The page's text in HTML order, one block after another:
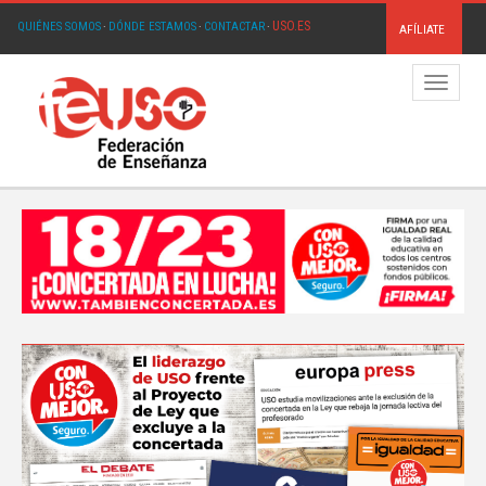
QUIÉNES SOMOS· DÓNDE ESTAMOS· CONTACTAR· USO.ES AFÍLIATE
Menú